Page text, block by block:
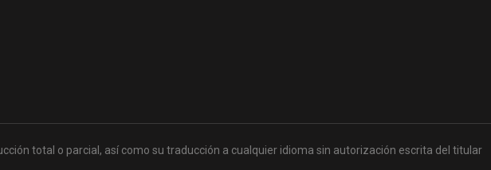
total o parcial, así como su traducción a cualquier idioma sin autorización escrita del titular